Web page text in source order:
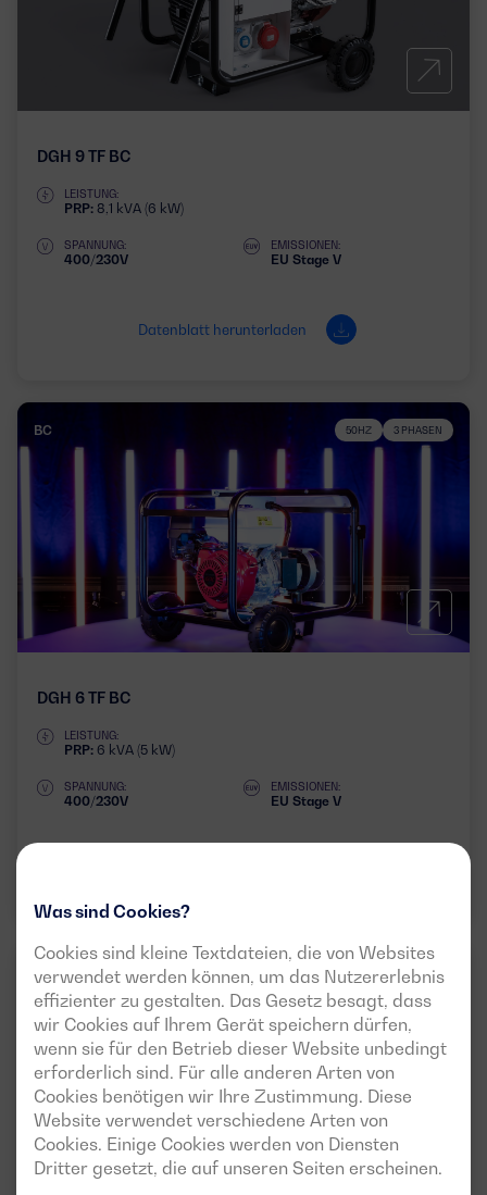
Was sind Cookies?
Cookies sind kleine Textdateien, die von Websites
verwendet werden können, um das Nutzererlebnis
effizienter zu gestalten. Das Gesetz besagt, dass
wir Cookies auf Ihrem Gerät speichern dürfen,
wenn sie für den Betrieb dieser Website unbedingt
erforderlich sind. Für alle anderen Arten von
Cookies benötigen wir Ihre Zustimmung. Diese
Website verwendet verschiedene Arten von
Cookies. Einige Cookies werden von Diensten
Dritter gesetzt, die auf unseren Seiten erscheinen.
DGH 9 TF BC
LEISTUNG:
PRP: 8,1 kVA (6 kW)
SPANNUNG:
400/230V
EMISSIONEN:
EU Stage V
Datenblatt herunterladen
BC 50HZ 3 PHASEN
DGH 6 TF BC
LEISTUNG:
PRP: 6 kVA (5 kW)
SPANNUNG:
400/230V
EMISSIONEN:
EU Stage V
BC 1 PHASE